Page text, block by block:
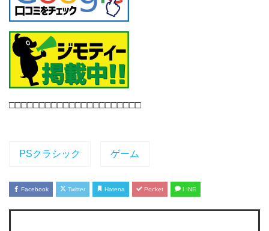
□□□□□□□□□□□□□□□□□□□□□□
PSクラシック ゲーム
Facebook Twitter Hatena Pocket LINE